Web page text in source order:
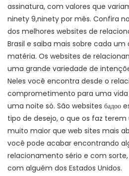
assinatura, com valores que
ninety 9,ninety por mês. Confira
dos melhores websites de
Brasil e saiba mais sobre cada
matéria. Os websites de
uma grande variedade de
Neles você encontra desde o
comprometimento para uma
uma noite só. São websites бадоо
tipo de desejo, o que os faz
muito maior que web sites mais
você pode acabar encontrando
relacionamento sério e com
com alguém dos Estados Unidos.